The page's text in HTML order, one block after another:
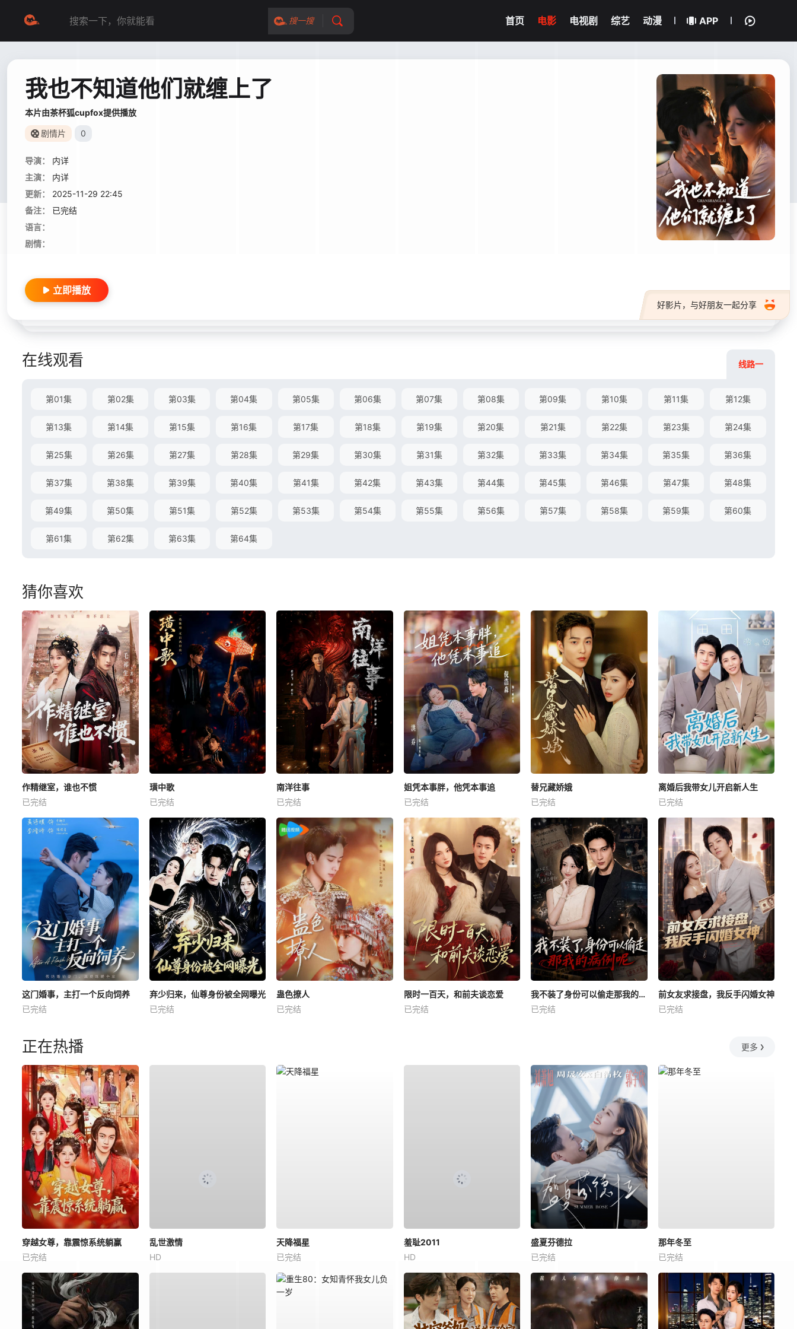
搜一搜 首页 电影 电视剧 综艺 动漫 APP
我也不知道他们就缠上了
本片由茶杯狐cupfox提供播放
剧情片 0
导演：
内详
主演：
内详
更新：
2025-11-29 22:45
备注：
已完结
语言：
剧情：
好影片，与好朋友一起分享
立即播放
在线观看 线路一
第01集 第02集 第03集 第04集 第05集 第06集 第07集 第08集 第09集 第10集 第11集 第12集
第13集 第14集 第15集 第16集 第17集 第18集 第19集 第20集 第21集 第22集 第23集 第24集
第25集 第26集 第27集 第28集 第29集 第30集 第31集 第32集 第33集 第34集 第35集 第36集
第37集 第38集 第39集 第40集 第41集 第42集 第43集 第44集 第45集 第46集 第47集 第48集
第49集 第50集 第51集 第52集 第53集 第54集 第55集 第56集 第57集 第58集 第59集 第60集
第61集 第62集 第63集 第64集
猜你喜欢
作精继室，谁也不惯
已完结
璜中歌
已完结
南洋往事
已完结
姐凭本事胖，他凭本事追
已完结
替兄藏娇娥
已完结
离婚后我带女儿开启新人生
已完结
这门婚事，主打一个反向饲养
已完结
弃少归来，仙尊身份被全网曝光
已完结
蛊色撩人
已完结
限时一百天，和前夫谈恋爱
已完结
我不装了身份可以偷走那我的病例呢
已完结
前女友求接盘，我反手闪婚女神
已完结
正在热播 更多
穿越女尊，靠震惊系统躺赢
已完结
乱世激情
HD
天降福星
已完结
羞耻2011
HD
盛夏芬德拉
已完结
那年冬至
已完结